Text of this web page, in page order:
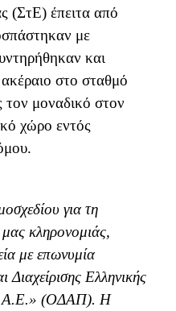
(ΣτΕ) έπειτα από
με
και
στο σταθμό
τον μοναδικό στον
χώρο εντός
για τη
μας κληρονομιάς,
με επωνυμία
Ελληνικής
Α.Ε.» (ΟΔΑΠ). Η